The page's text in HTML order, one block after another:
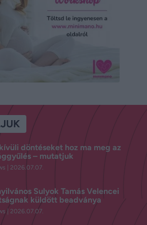
döntéseket hoz ma meg az
– mutatjuk
2026.07.07.
Sulyok Tamás Velencei
küldött beadványa
2026.07.07.